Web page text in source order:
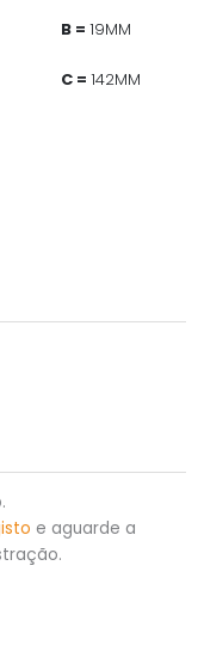
B = 19MM
C = 142MM
e aguarde a